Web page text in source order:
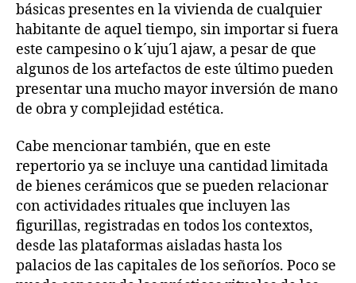
básicas presentes en la vivienda de cualquier
habitante de aquel tiempo, sin importar si fuera
este campesino o k´uju´l ajaw, a pesar de que
algunos de los artefactos de este último pueden
presentar una mucho mayor inversión de mano
de obra y complejidad estética.
Cabe mencionar también, que en este
repertorio ya se incluye una cantidad limitada
de bienes cerámicos que se pueden relacionar
con actividades rituales que incluyen las
figurillas, registradas en todos los contextos,
desde las plataformas aisladas hasta los
palacios de las capitales de los señoríos. Poco se